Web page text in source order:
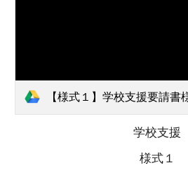
【様式１】学校支援要請書
学校支援
様式１